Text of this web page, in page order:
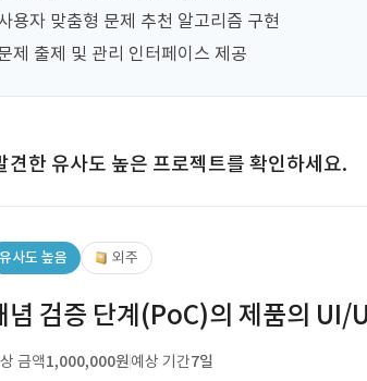
용자 맞춤형 문제 추천 알고리즘 구현
제 출제 및 관리 인터페이스 제공
견한 유사도 높은 프로젝트를 확인하세요.
유사도 높음 외주
념 검증 단계(PoC)의 제품의 UI/
금액1,000,000원예상 기간7일